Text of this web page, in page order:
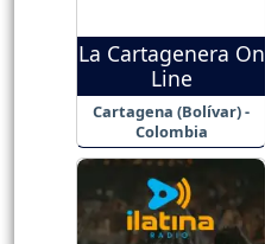
La Cartagenera On
Line
Cartagena (Bolívar) -
Colombia